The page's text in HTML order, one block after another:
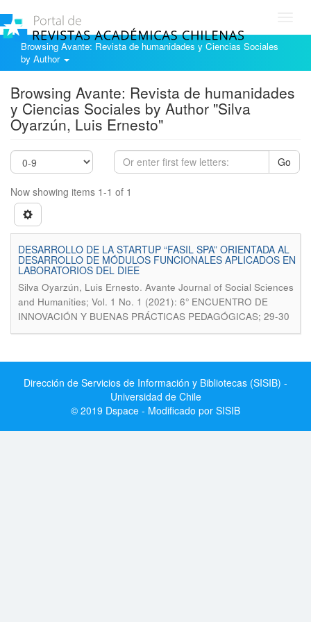
Browsing Avante: Revista de humanidades y Ciencias Sociales
by Author
Browsing Avante: Revista de humanidades
y Ciencias Sociales by Author "Silva
Oyarzún, Luis Ernesto"
Go
Now showing items 1-1 of 1
DESARROLLO DE LA STARTUP “FASIL SPA” ORIENTADA AL
DESARROLLO DE MÓDULOS FUNCIONALES APLICADOS EN
LABORATORIOS DEL DIEE
Silva Oyarzún, Luis Ernesto. Avante Journal of Social Sciences
and Humanities; Vol. 1 No. 1 (2021): 6° ENCUENTRO DE
INNOVACIÓN Y BUENAS PRÁCTICAS PEDAGÓGICAS; 29-30
Dirección de Servicios de Información y Bibliotecas (SISIB) -
Universidad de Chile
© 2019 Dspace - Modificado por SISIB